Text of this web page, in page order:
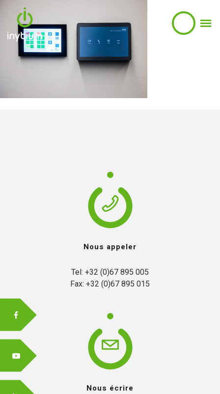
Nous appeler
Tel: +32 (0)67 895 005
Fax: +32 (0)67 895 015
Nous écrire